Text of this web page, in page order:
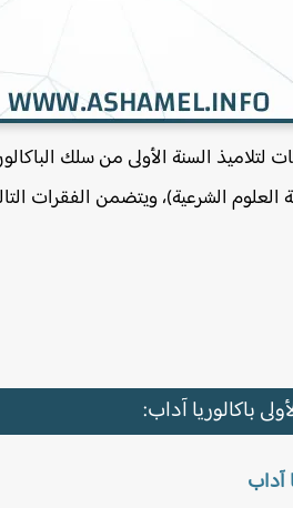
لتلاميذ السنة الأولى من سلك
الشرعية)، ويتضمن الفقرات
باكالوريا آداب:
آداب